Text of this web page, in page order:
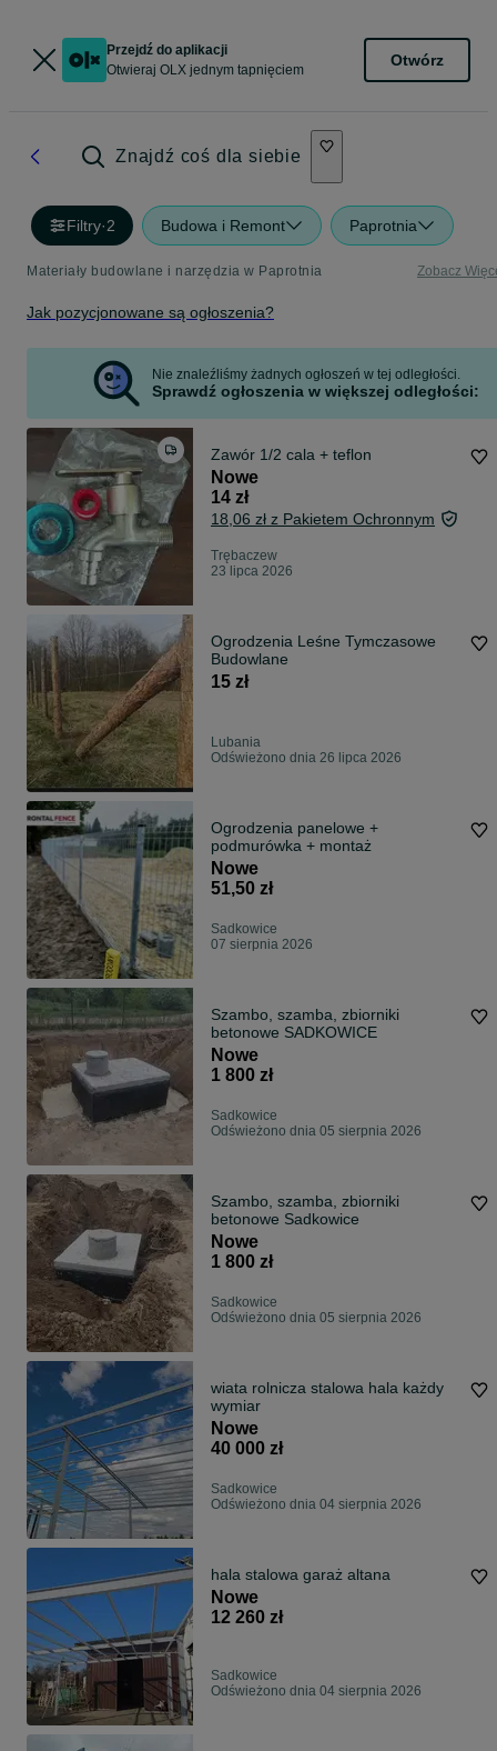
Przejdź do aplikacji
Otwieraj OLX jednym tapnięciem
Otwórz
Znajdź coś dla siebie
Filtry·2 Budowa i Remont Paprotnia
Materiały budowlane i narzędzia w Paprotnia Zobacz
Jak pozycjonowane są ogłoszenia?
Nie znaleźliśmy żadnych ogłoszeń w tej odległości.
Sprawdź ogłoszenia w większej odległości:
Zawór 1/2 cala + teflon
Nowe
14 zł
18,06 zł z Pakietem Ochronnym
Trębaczew
23 lipca 2026
Ogrodzenia Leśne Tymczasowe
Budowlane
15 zł
Lubania
Odświeżono dnia 26 lipca 2026
Ogrodzenia panelowe +
podmurówka + montaż
Nowe
51,50 zł
Sadkowice
07 sierpnia 2026
Szambo, szamba, zbiorniki
betonowe SADKOWICE
Nowe
1 800 zł
Sadkowice
Odświeżono dnia 05 sierpnia 2026
Szambo, szamba, zbiorniki
betonowe Sadkowice
Nowe
1 800 zł
Sadkowice
Odświeżono dnia 05 sierpnia 2026
wiata rolnicza stalowa hala każdy
wymiar
Nowe
40 000 zł
Sadkowice
Odświeżono dnia 04 sierpnia 2026
hala stalowa garaż altana
Nowe
12 260 zł
Sadkowice
Odświeżono dnia 04 sierpnia 2026